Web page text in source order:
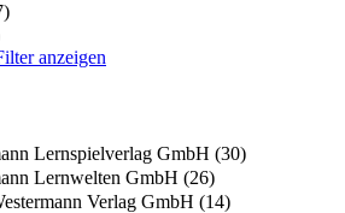
anzeigen
Lernspielverlag GmbH (30)
Lernwelten GmbH (26)
Verlag GmbH (14)